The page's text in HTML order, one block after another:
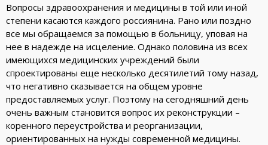
Вопросы здравоохранения и медицины в той или иной
степени касаются каждого россиянина. Рано или поздно
все мы обращаемся за помощью в больницу, уповая на
нее в надежде на исцеление. Однако половина из всех
имеющихся медицинских учреждений были
спроектированы еще несколько десятилетий тому назад,
что негативно сказывается на общем уровне
предоставляемых услуг. Поэтому на сегодняшний день
очень важным становится вопрос их реконструкции –
коренного переустройства и реорганизации,
ориентированных на нужды современной медицины.